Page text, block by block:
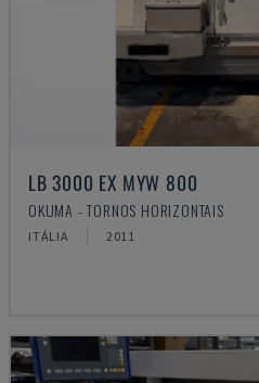
LB 3000 EX MYW 800
OKUMA - TORNOS HORIZONTAIS
ITÁLIA 2011